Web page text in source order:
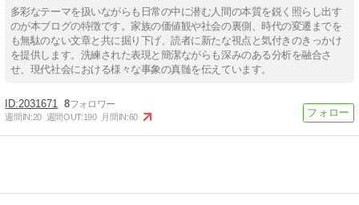
多彩なテーマを扱いながらも日常の中に潜む人間の本質を鋭く照らし出す
のが本ブログの特徴です。家族の価値観や社会の裏側、時代の変遷までを
も無駄のない文章と共に掘り下げ、読者に新たな視点と気付きのきっかけ
を提供します。洗練された表現と簡潔ながらも深みのある分析を融合さ
せ、現代社会における様々な事象の真髄を伝えています。
2031671 8
週間IN:20 週間OUT:190 月間IN:60